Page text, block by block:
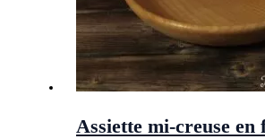
Assiette mi-creuse en